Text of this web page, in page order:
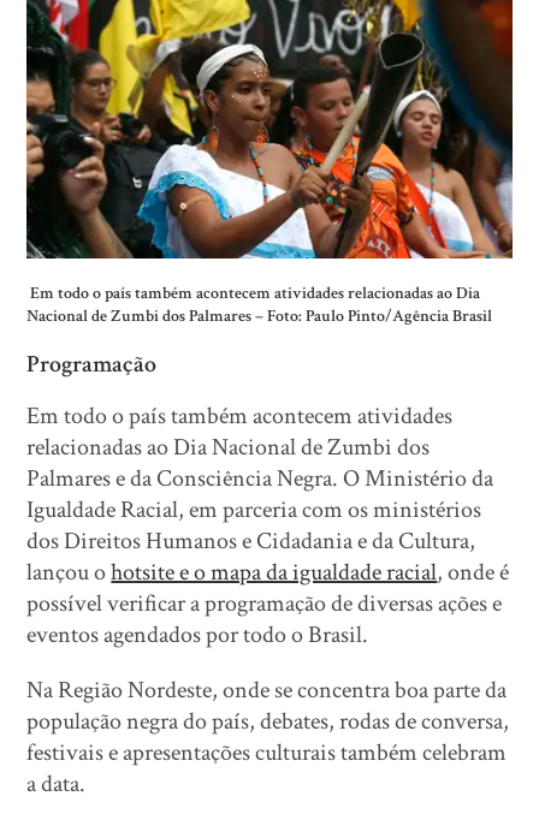
Em todo o país também acontecem atividades relacionadas ao Dia
Nacional de Zumbi dos Palmares – Foto: Paulo Pinto/Agência Brasil
Programação
Em todo o país também acontecem atividades
relacionadas ao Dia Nacional de Zumbi dos
Palmares e da Consciência Negra. O Ministério da
Igualdade Racial, em parceria com os ministérios
dos Direitos Humanos e Cidadania e da Cultura,
lançou ohotsite e o mapa da igualdade racial, onde é
possível verificar a programação de diversas ações e
eventos agendados por todo o Brasil.
Na Região Nordeste, onde se concentra boa parte da
população negra do país, debates, rodas de conversa,
festivais e apresentações culturais também celebram
a data.